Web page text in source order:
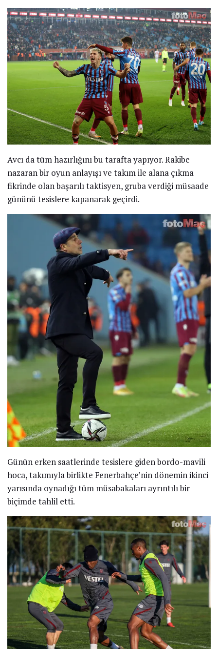
Avcı da tüm hazırlığını bu tarafta yapıyor. Rakibe
nazaran bir oyun anlayışı ve takım ile alana çıkma
fikrinde olan başarılı taktisyen, gruba verdiği müsaade
gününü tesislere kapanarak geçirdi.
Günün erken saatlerinde tesislere giden bordo-mavili
hoca, takımıyla birlikte Fenerbahçe’nin dönemin ikinci
yarısında oynadığı tüm müsabakaları ayrıntılı bir
biçimde tahlil etti.